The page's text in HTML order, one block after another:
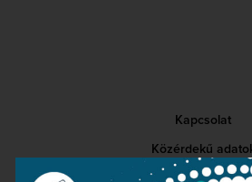
Kapcsolat
Közérdekű
Sajtószoba